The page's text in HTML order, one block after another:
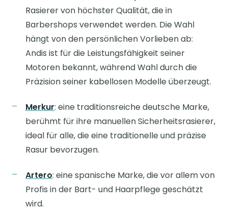
Rasierer von höchster Qualität, die in
Barbershops verwendet werden. Die Wahl
hängt von den persönlichen Vorlieben ab:
Andis ist für die Leistungsfähigkeit seiner
Motoren bekannt, während Wahl durch die
Präzision seiner kabellosen Modelle überzeugt.
Merkur: eine traditionsreiche deutsche Marke,
berühmt für ihre manuellen Sicherheitsrasierer,
ideal für alle, die eine traditionelle und präzise
Rasur bevorzugen.
Artero: eine spanische Marke, die vor allem von
Profis in der Bart- und Haarpflege geschätzt
wird.